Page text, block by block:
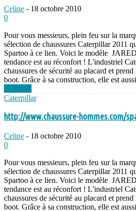
Celine - 18 octobre 2010
0
Pour vous messieurs, plein feu sur la
sélection de chaussures Caterpillar 2011
Spartoo à ce lien. Voici le modèle
tendance est au réconfort ! L'industriel
chaussures de sécurité au placard et
boot. Grâce à sa construction, elle est
Caterpillar
http://www.chaussure-hommes.com/
Celine - 18 octobre 2010
0
Pour vous messieurs, plein feu sur la
sélection de chaussures Caterpillar 2011
Spartoo à ce lien. Voici le modèle
tendance est au réconfort ! L'industriel
chaussures de sécurité au placard et
boot. Grâce à sa construction, elle est